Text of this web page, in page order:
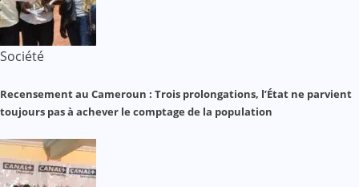
Société
Recensement au Cameroun : Trois prolongations, l’État ne parvient
toujours pas à achever le comptage de la population